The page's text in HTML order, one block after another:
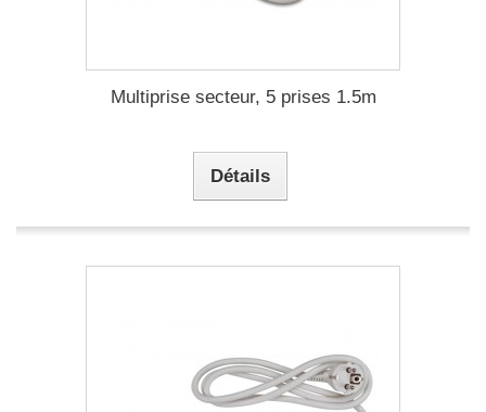
Multiprise secteur, 5 prises 1.5m
Détails